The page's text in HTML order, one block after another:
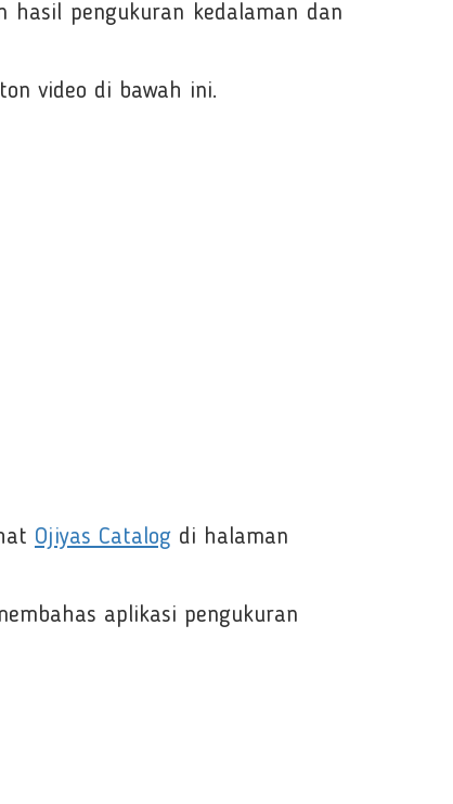
hasil pengukuran kedalaman dan
video di bawah ini.
Ojiyas Catalog di halaman
aplikasi pengukuran